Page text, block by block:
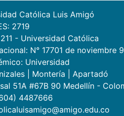
Católica Luis Amigó
2719
- Universidad Católica
N° 17701 de noviembre
Universidad
Montería
Apartadó
51A #67B 90 Medellín -
4487666